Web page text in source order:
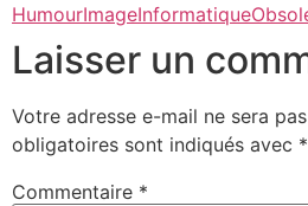
HumourImageInformatique
Laisser un
Votre adresse e-mail ne sera
obligatoires sont indiqués avec *
Commentaire *